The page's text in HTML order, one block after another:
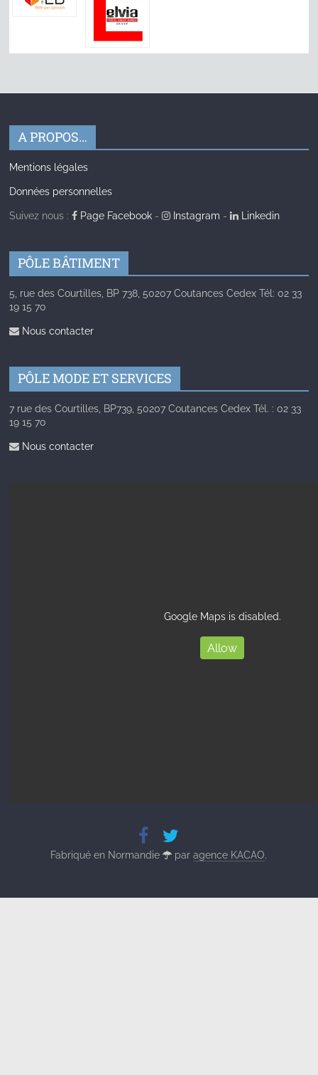
A PROPOS…
Mentions légales
Données personnelles
Suivez nous : Page Facebook - Instagram - Linkedin
PÔLE BÂTIMENT
5, rue des Courtilles, BP 738, 50207 Coutances Cedex Tél: 02 33
19 15 70
Nous contacter
PÔLE MODE ET SERVICES
7 rue des Courtilles, BP739, 50207 Coutances Cedex Tél. : 02 33
19 15 70
Nous contacter
Google Maps is disabled.
Allow
Fabriqué en Normandie paragence KACAO.